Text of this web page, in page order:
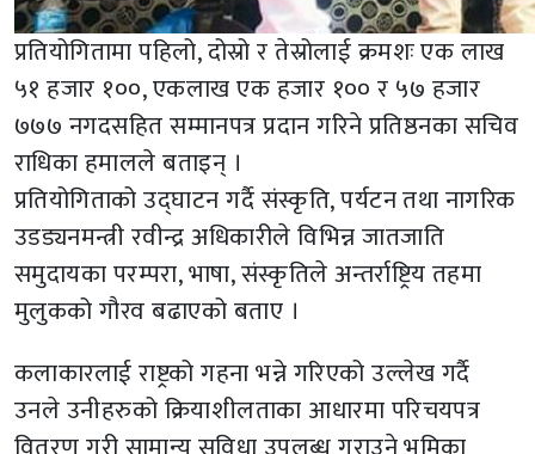
प्रतियोगितामा पहिलो, दोस्रो र तेस्रोलाई क्रमशः एक लाख
५१ हजार १००, एकलाख एक हजार १०० र ५७ हजार
७७७ नगदसहित सम्मानपत्र प्रदान गरिने प्रतिष्ठनका सचिव
राधिका हमालले बताइन् ।
प्रतियोगिताको उद्घाटन गर्दै संस्कृति, पर्यटन तथा नागरिक
उडड्यनमन्त्री रवीन्द्र अधिकारीले विभिन्न जातजाति
समुदायका परम्परा, भाषा, संस्कृतिले अन्तर्राष्ट्रिय तहमा
मुलुकको गौरव बढाएको बताए ।
कलाकारलाई राष्ट्रको गहना भन्ने गरिएको उल्लेख गर्दै
उनले उनीहरुको क्रियाशीलताका आधारमा परिचयपत्र